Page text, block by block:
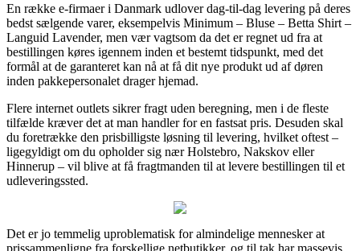
En række e-firmaer i Danmark udlover dag-til-dag levering på deres
bedst sælgende varer, eksempelvis Minimum – Bluse – Betta Shirt –
Languid Lavender, men vær vagtsom da det er regnet ud fra at
bestillingen køres igennem inden et bestemt tidspunkt, med det
formål at de garanteret kan nå at få dit nye produkt ud af døren
inden pakkepersonalet drager hjemad.
Flere internet outlets sikrer fragt uden beregning, men i de fleste
tilfælde kræver det at man handler for en fastsat pris. Desuden skal
du foretrække den prisbilligste løsning til levering, hvilket oftest –
ligegyldigt om du opholder sig nær Holstebro, Nakskov eller
Hinnerup – vil blive at få fragtmanden til at levere bestillingen til et
udleveringssted.
Det er jo temmelig uproblematisk for almindelige mennesker at
prissammenligne fra forskellige netbutikker, og til tak har massevis